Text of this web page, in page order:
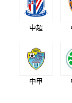
中超
中甲